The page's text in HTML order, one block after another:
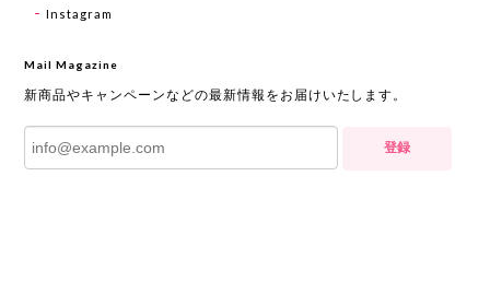
Instagram
Mail Magazine
新商品やキャンペーンなどの最新情報をお届けいたします。
登録